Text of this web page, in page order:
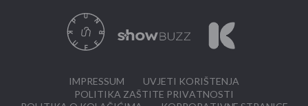
IMPRESSUM
UVJETI KORIŠTENJA
POLITIKA ZAŠTITE PRIVATNOSTI